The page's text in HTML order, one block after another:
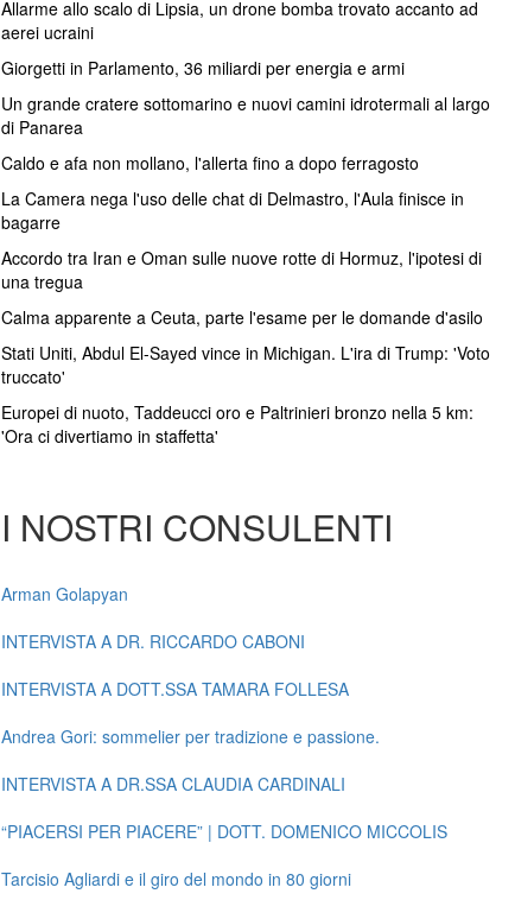
Allarme allo scalo di Lipsia, un drone bomba trovato accanto ad
aerei ucraini
Giorgetti in Parlamento, 36 miliardi per energia e armi
Un grande cratere sottomarino e nuovi camini idrotermali al largo
di Panarea
Caldo e afa non mollano, l'allerta fino a dopo ferragosto
La Camera nega l'uso delle chat di Delmastro, l'Aula finisce in
bagarre
Accordo tra Iran e Oman sulle nuove rotte di Hormuz, l'ipotesi di
una tregua
Calma apparente a Ceuta, parte l'esame per le domande d'asilo
Stati Uniti, Abdul El-Sayed vince in Michigan. L'ira di Trump: 'Voto
truccato'
Europei di nuoto, Taddeucci oro e Paltrinieri bronzo nella 5 km:
'Ora ci divertiamo in staffetta'
I NOSTRI CONSULENTI
Arman Golapyan
INTERVISTA A DR. RICCARDO CABONI
INTERVISTA A DOTT.SSA TAMARA FOLLESA
Andrea Gori: sommelier per tradizione e passione.
INTERVISTA A DR.SSA CLAUDIA CARDINALI
“PIACERSI PER PIACERE” | DOTT. DOMENICO MICCOLIS
Tarcisio Agliardi e il giro del mondo in 80 giorni